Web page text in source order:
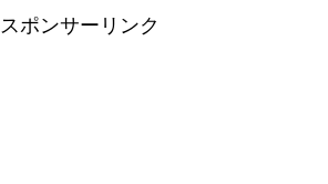
スポンサーリンク